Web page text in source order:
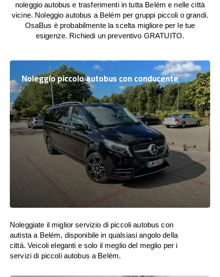
noleggio autobus e trasferimenti in tutta Belém e nelle città
vicine. Noleggio autobus a Belém per gruppi piccoli o grandi.
OsaBus è probabilmente la scelta migliore per le tue
esigenze. Richiedi un preventivo GRATUITO.
Noleggio piccolo autobus con conducente
Noleggiate il miglior servizio di piccoli autobus con
autista a Belém, disponibile in qualsiasi angolo della
città. Veicoli eleganti e solo il meglio del meglio per i
servizi di piccoli autobus a Belém.